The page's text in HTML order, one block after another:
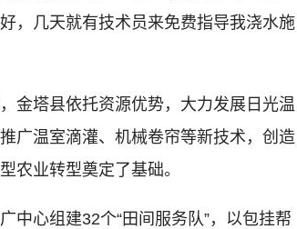
，几天就有技术员来免费指导我浇水施
塔县依托资源优势，大力发展日光温
广温室滴灌、机械卷帘等新技术，创造
农业转型奠定了基础。
心组建32个“田间服务队”，以包挂帮